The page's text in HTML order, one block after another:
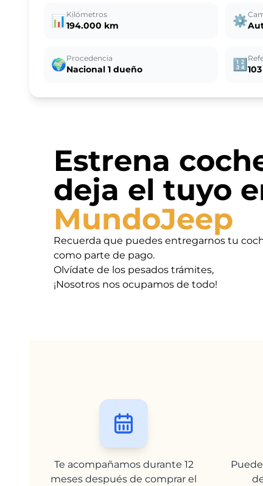
📊 Kilómetros
194.000 km ⚙️
🌍Procedencia
Nacional 1 dueño 🔢 103
Estrena
deja el tuyo
MundoJeep
Recuerda que puedes entregarnos tu
como parte de pago.
Olvídate de los pesados trámites,
¡Nosotros nos ocupamos de todo!
Te acompañamos durante 12
meses después de comprar el